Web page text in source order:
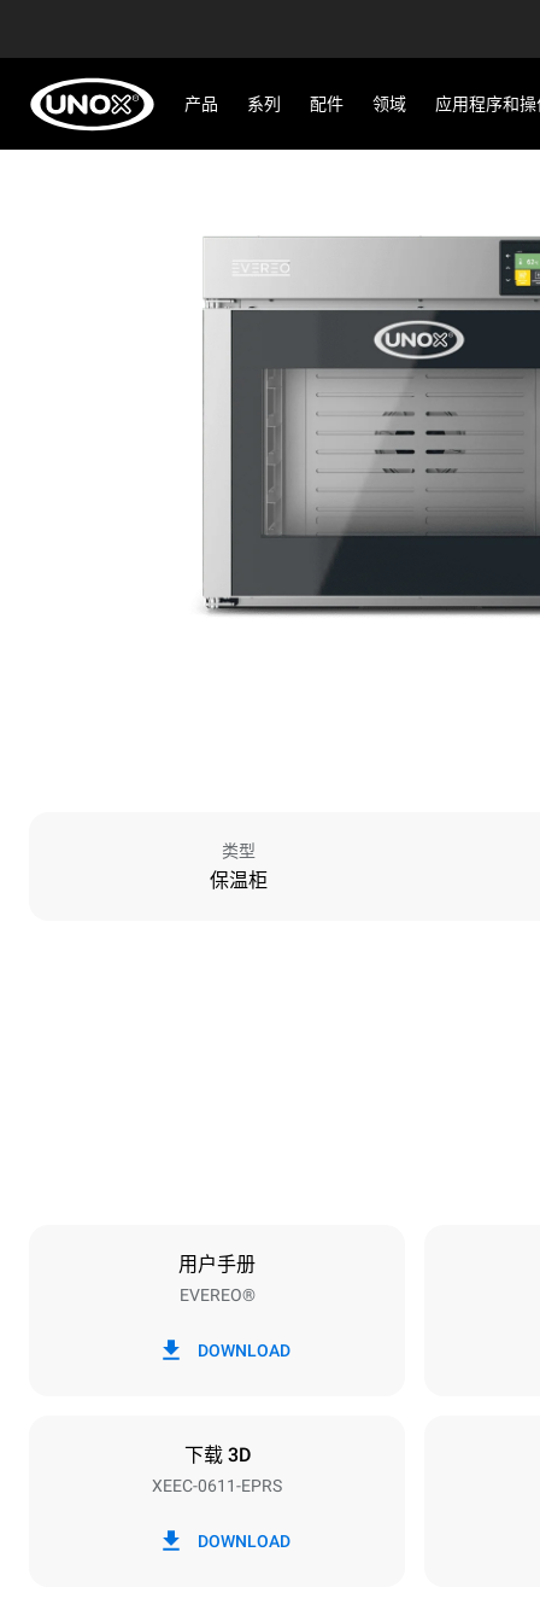
产品 系列 配件 领域 应用程序和
类型
保温柜
用户手册
EVEREO®
DOWNLOAD
下载 3D
XEEC-0611-EPRS
DOWNLOAD